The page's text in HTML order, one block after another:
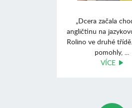
„Dcera začala
angličtinu na
Rolino ve druhé
pomohly, ...
VÍCE